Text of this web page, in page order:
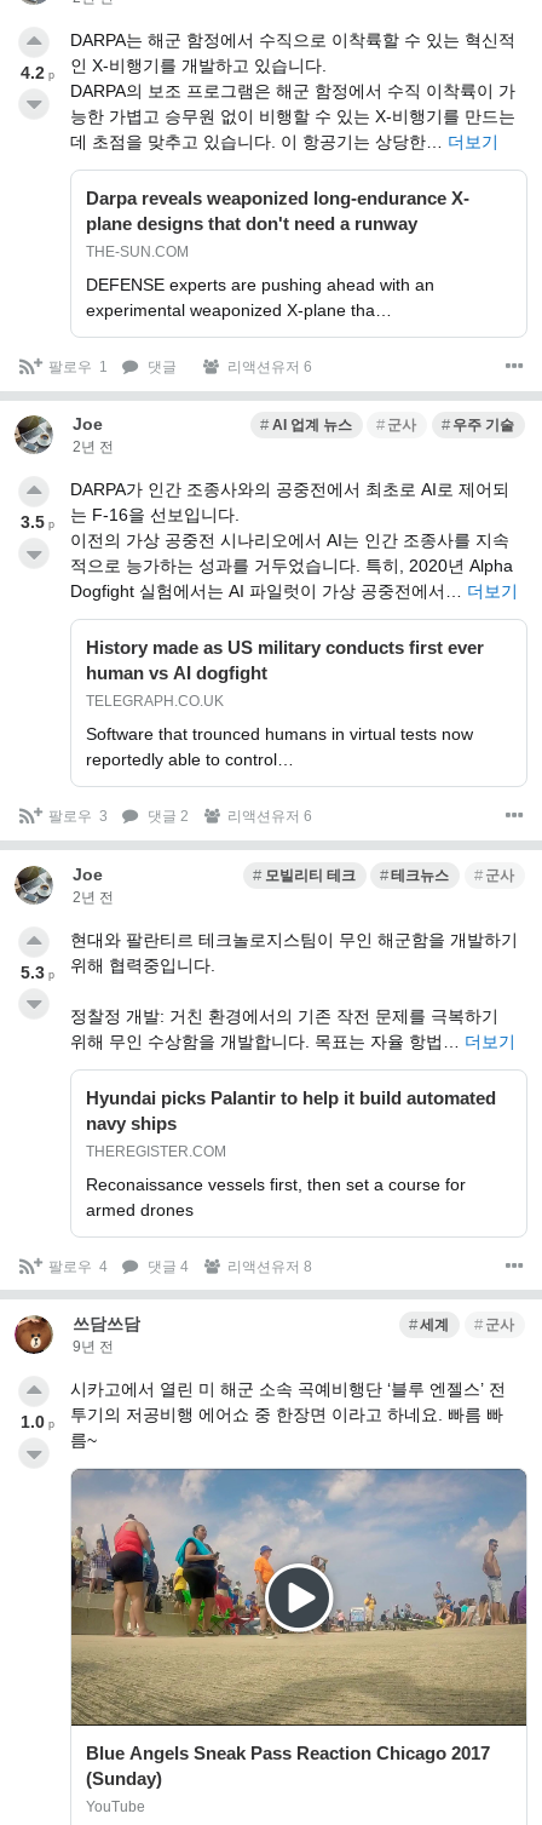
DARPA는 해군 함정에서 수직으로 이착륙할 수 있는 혁신적
인 X-비행기를 개발하고 있습니다.
DARPA의 보조 프로그램은 해군 함정에서 수직 이착륙이 가
능한 가볍고 승무원 없이 비행할 수 있는 X-비행기를 만드는
데 초점을 맞추고 있습니다. 이 항공기는 상당한… 더보기
Darpa reveals weaponized long-endurance X-
plane designs that don't need a runway
THE-SUN.COM
DEFENSE experts are pushing ahead with an
experimental weaponized X-plane tha…
4.2 p
팔로우 1 댓글 리액션유저 6
Joe
2년 전
AI 업계 뉴스 군사 우주 기술
DARPA가 인간 조종사와의 공중전에서 최초로 AI로 제어되
는 F-16을 선보입니다.
이전의 가상 공중전 시나리오에서 AI는 인간 조종사를 지속
적으로 능가하는 성과를 거두었습니다. 특히, 2020년 Alpha
Dogfight 실험에서는 AI 파일럿이 가상 공중전에서… 더보기
History made as US military conducts first ever
human vs AI dogfight
TELEGRAPH.CO.UK
Software that trounced humans in virtual tests now
reportedly able to control…
3.5 p
팔로우 3 댓글 2 리액션유저 6
Joe
2년 전
모빌리티 테크 테크뉴스 군사
현대와 팔란티르 테크놀로지스팀이 무인 해군함을 개발하기
위해 협력중입니다.
정찰정 개발: 거친 환경에서의 기존 작전 문제를 극복하기
위해 무인 수상함을 개발합니다. 목표는 자율 항법… 더보기
Hyundai picks Palantir to help it build automated
navy ships
THEREGISTER.COM
Reconaissance vessels first, then set a course for
armed drones
5.3 p
팔로우 4 댓글 4 리액션유저 8
쓰담쓰담
9년 전
세계 군사
시카고에서 열린 미 해군 소속 곡예비행단 ‘블루 엔젤스’ 전
투기의 저공비행 에어쇼 중 한장면 이라고 하네요. 빠름 빠
름~
Blue Angels Sneak Pass Reaction Chicago 2017
(Sunday)
YouTube
1.0 p